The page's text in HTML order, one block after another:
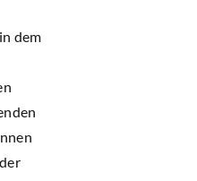
dem